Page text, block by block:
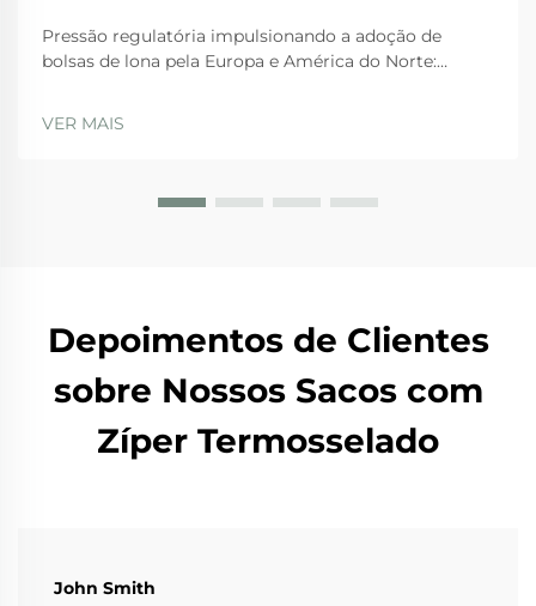
Pressão regulatória impulsionando a adoção de
bolsas de lona pela Europa e América do Norte:
regulamentações da UE estão realmente levando as
VER MAIS
Depoimentos de Clientes
sobre Nossos Sacos com
Zíper Termosselado
John Smith